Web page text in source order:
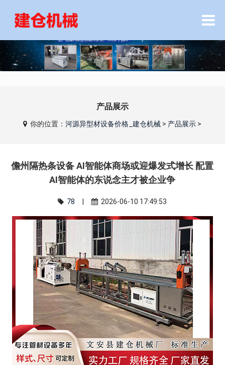
产品展示
你的位置：河源异型材设备价格_建仓机械 > 产品展示 >
儋州隔热条设备 AI智能体商场或迎爆发式增长 配置
AI智能体的东说念主才被企业争
78 | 2026-06-10 17:49:53